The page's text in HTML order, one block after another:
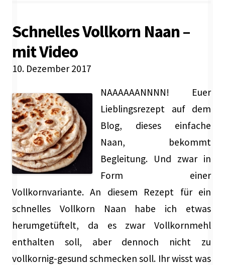
Schnelles Vollkorn Naan –
mit Video
10. Dezember 2017
NAAAAAANNNN! Euer
Lieblingsrezept auf dem
Blog, dieses einfache
Naan, bekommt
Begleitung. Und zwar in
Form einer
Vollkornvariante. An diesem Rezept für ein
schnelles Vollkorn Naan habe ich etwas
herumgetüftelt, da es zwar Vollkornmehl
enthalten soll, aber dennoch nicht zu
vollkornig-gesund schmecken soll. Ihr wisst was